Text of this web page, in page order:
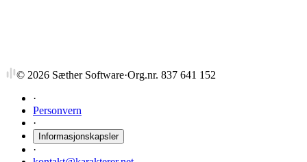
© 2026 Sæther Software·Org.nr. 837 641 152
·
Personvern
·
Informasjonskapsler
·